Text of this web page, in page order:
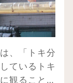
、「トキ分
ているトキ
観ることが